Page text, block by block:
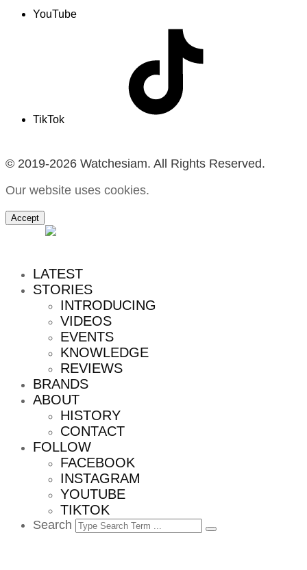
YouTube
TikTok
© 2019-2026 Watchesiam. All Rights Reserved.
Our website uses cookies.
Accept
LATEST
STORIES
INTRODUCING
VIDEOS
EVENTS
KNOWLEDGE
REVIEWS
BRANDS
ABOUT
HISTORY
CONTACT
FOLLOW
FACEBOOK
INSTAGRAM
YOUTUBE
TIKTOK
Search